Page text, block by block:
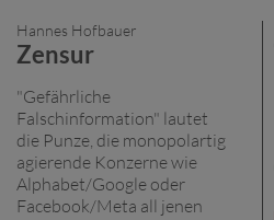
Hannes Hofbauer
Zensur
"Gefährliche
Falschinformation" lautet
die Punze, die monopolartig
agierende Konzerne wie
Alphabet/Google oder
Facebook/Meta all jenen